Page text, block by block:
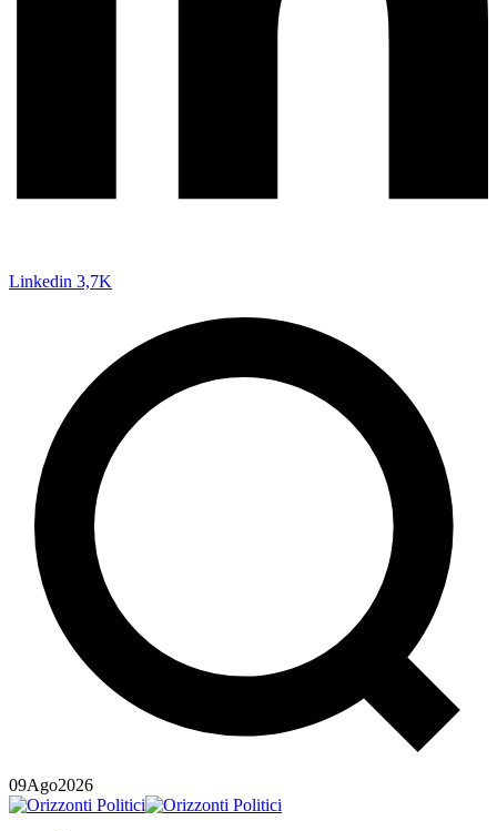
Linkedin 3,7K
09Ago2026